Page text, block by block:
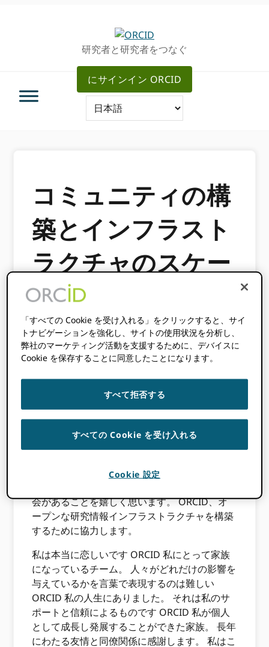
研究者と研究者をつなぐ
にサインイン ORCID
コミュニティの構
築とインフラスト
ラクチャのスケー
リングの旅
2019 年 9 月 25 日 BYマシューバイス
能性があります。
私が去るのは悲しみと興奮の両方です
新しいエグゼクティブディレクターと
会であり、私がより広いデジタルインフラスト
会があることを嬉しく思います。 ORCID、オ
ープンな研究情報インフラストラクチャを構築
するために協力します。
私は本当に恋しいです ORCID 私にとって家族
になっているチーム。 人々がどれだけの影響を
与えているかを言葉で表現するのは難しい
ORCID 私の人生にありました。 それは私のサ
ポートと信頼によるものです ORCID 私が個人
として成長し発展することができた家族。 長年
にわたる友情と同僚関係に感謝します。 私はこ
「すべての Cookie を受け入れる」をクリックすると、サイ
トナビゲーションを強化し、サイトの使用状況を分析し、
弊社のマーケティング活動を支援するために、デバイスに
Cookie を保存することに同意したことになります。
すべて拒否する
すべての Cookie を受け入れる
Cookie 設定